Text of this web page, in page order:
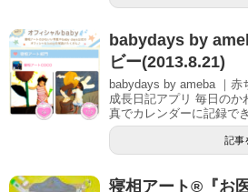
babydays by
ビー(2013.8.21)
babydays by ameba ｜赤
成長日記アプリ 毎日のか
真でカレンダーに記録で
記事
寝相アート®︎『お